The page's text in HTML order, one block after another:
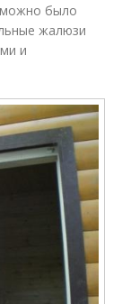
можно было
жалюзи
и